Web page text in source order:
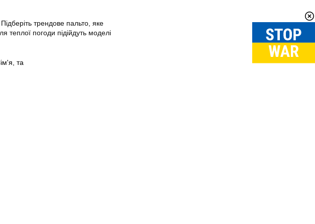
трендове пальто, яке
теплої погоди підійдуть моделі
та